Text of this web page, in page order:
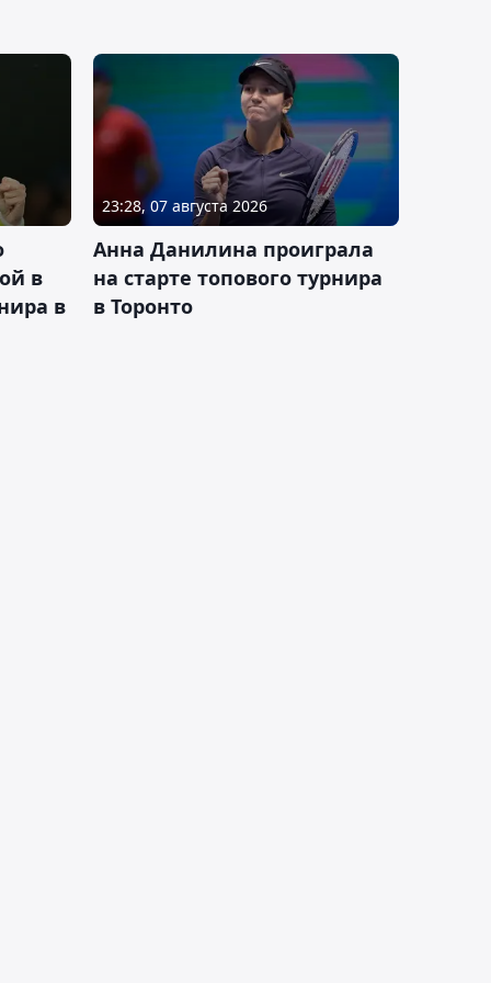
в
в
23:28, 07 августа 2026
Анна Данилина проиграла
на старте топового турнира
в Торонто